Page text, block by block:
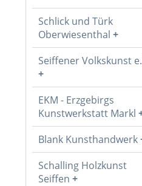
Schlick und Türk
Oberwiesenthal
Seiffener Volkskunst
EKM - Erzgebirgs
Kunstwerkstatt Markl
Blank Kunsthandwerk
Schalling Holzkunst
Seiffen